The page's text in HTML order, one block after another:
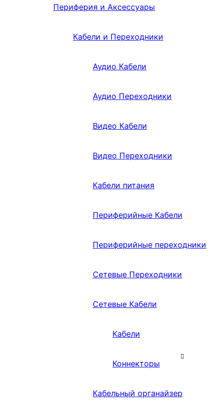
Периферия и Аксессуары
Кабели и Переходники
Аудио Кабели
Аудио Переходники
Видео Кабели
Видео Переходники
Кабели питания
Периферийные Кабели
Периферийные переходники
Сетевые Переходники
Сетевые Кабели
Кабели
Коннекторы
Кабельный органайзер